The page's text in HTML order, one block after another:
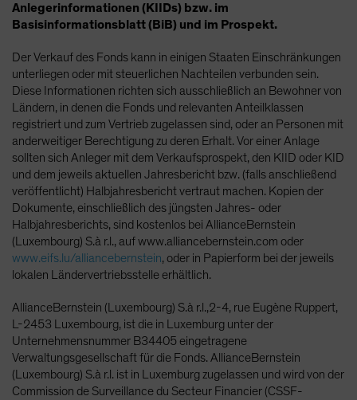
Anlegerinformationen (KIIDs) bzw. im
Basisinformationsblatt (BiB) und im Prospekt.
Der Verkauf des Fonds kann in einigen Staaten Einschränkungen
unterliegen oder mit steuerlichen Nachteilen verbunden sein.
Diese Informationen richten sich ausschließlich an Bewohner von
Ländern, in denen die Fonds und relevanten Anteilklassen
registriert und zum Vertrieb zugelassen sind, oder an Personen mit
anderweitiger Berechtigung zu deren Erhalt. Vor einer Anlage
sollten sich Anleger mit dem Verkaufsprospekt, den KIID oder KID
und dem jeweils aktuellen Jahresbericht bzw. (falls anschließend
veröffentlicht) Halbjahresbericht vertraut machen. Kopien der
Dokumente, einschließlich des jüngsten Jahres- oder
Halbjahresberichts, sind kostenlos bei AllianceBernstein
(Luxembourg) S.à r.l., auf www.alliancebernstein.com oder
www.eifs.lu/alliancebernstein, oder in Papierform bei der jeweils
lokalen Ländervertriebsstelle erhältlich.
AllianceBernstein (Luxembourg) S.à r.l.,2-4, rue Eugène Ruppert,
L-2453 Luxembourg, ist die in Luxemburg unter der
Unternehmensnummer B34405 eingetragene
Verwaltungsgesellschaft für die Fonds. AllianceBernstein
(Luxembourg) S.à r.l. ist in Luxemburg zugelassen und wird von der
Commission de Surveillance du Secteur Financier (CSSF-